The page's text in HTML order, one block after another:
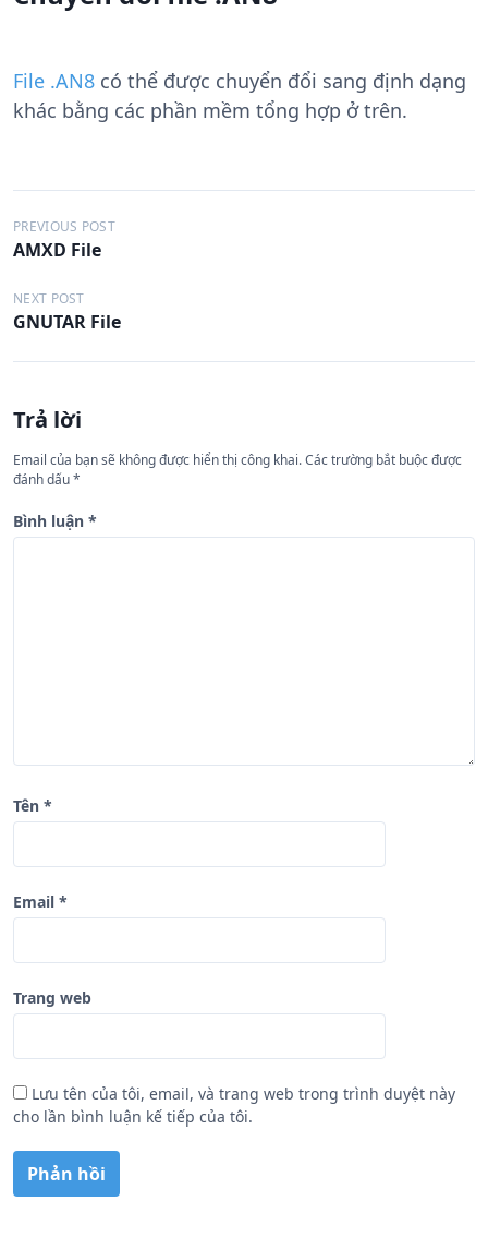
File .AN8 có thể được chuyển đổi sang định dạng
khác bằng các phần mềm tổng hợp ở trên.
Đ
i
ề
u
h
ớ
n
g
b
PREVIOUS POST
AMXD File
NEXT POST
GNUTAR File
Trả lời
Email của bạn sẽ không được hiển thị công khai.Các trường bắt buộc được
đánh dấu*
Bình luận *
Tên *
Email *
Trang web
Lưu tên của tôi, email, và trang web trong trình duyệt này
cho lần bình luận kế tiếp của tôi.